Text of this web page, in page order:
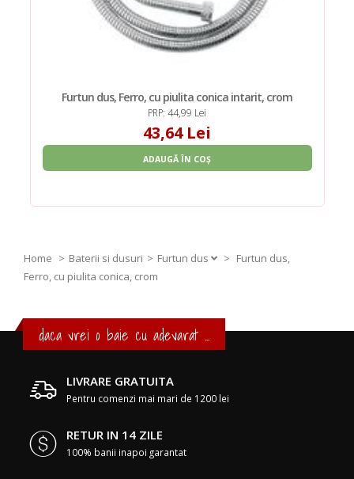
Furtun dus, Ferro, cu piulita conica intarit, crom
PRP: 44,99 Lei
43,64 Lei
ADAUGĂ ÎN COȘ
Home Baterii si dusuri Furtun dus > Furtun dus,
Ferro, cu piulita conica, crom
daca vrei o baie cu adevarat ...
LIVRARE GRATUITA
Pentru comenzi mai mari de 1200 lei
RETUR IN 14 ZILE
100% banii inapoi garantat